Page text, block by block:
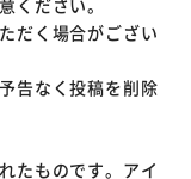
ください。
だく場合がござい
告なく投稿を削除
たものです。アイ